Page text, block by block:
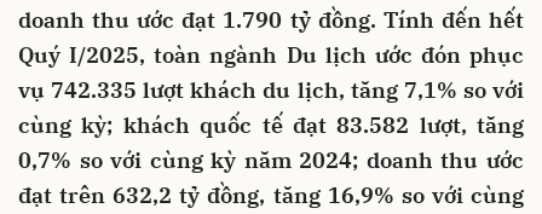
doanh thu ước đạt 1.790 tỷ đồng. Tính đến hết
Quý I/2025, toàn ngành Du lịch ước đón phục
vụ 742.335 lượt khách du lịch, tăng 7,1% so với
cùng kỳ; khách quốc tế đạt 83.582 lượt, tăng
0,7% so với cùng kỳ năm 2024; doanh thu ước
đạt trên 632,2 tỷ đồng, tăng 16,9% so với cùng